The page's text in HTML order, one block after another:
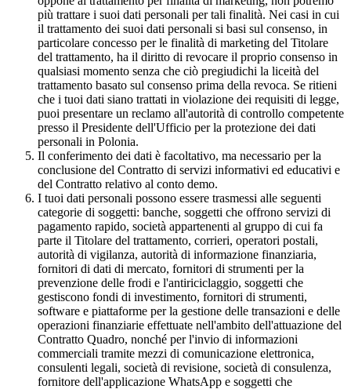
più trattare i suoi dati personali per tali finalità. Nei casi in cui
il trattamento dei suoi dati personali si basi sul consenso, in
particolare concesso per le finalità di marketing del Titolare
del trattamento, ha il diritto di revocare il proprio consenso in
qualsiasi momento senza che ciò pregiudichi la liceità del
trattamento basato sul consenso prima della revoca. Se ritieni
che i tuoi dati siano trattati in violazione dei requisiti di legge,
puoi presentare un reclamo all'autorità di controllo competente
presso il Presidente dell'Ufficio per la protezione dei dati
personali in Polonia.
Il conferimento dei dati è facoltativo, ma necessario per la
conclusione del Contratto di servizi informativi ed educativi e
del Contratto relativo al conto demo.
I tuoi dati personali possono essere trasmessi alle seguenti
categorie di soggetti: banche, soggetti che offrono servizi di
pagamento rapido, società appartenenti al gruppo di cui fa
parte il Titolare del trattamento, corrieri, operatori postali,
autorità di vigilanza, autorità di informazione finanziaria,
fornitori di dati di mercato, fornitori di strumenti per la
prevenzione delle frodi e l'antiriciclaggio, soggetti che
gestiscono fondi di investimento, fornitori di strumenti,
software e piattaforme per la gestione delle transazioni e delle
operazioni finanziarie effettuate nell'ambito dell'attuazione del
Contratto Quadro, nonché per l'invio di informazioni
commerciali tramite mezzi di comunicazione elettronica,
consulenti legali, società di revisione, società di consulenza,
fornitore dell'applicazione WhatsApp e soggetti che